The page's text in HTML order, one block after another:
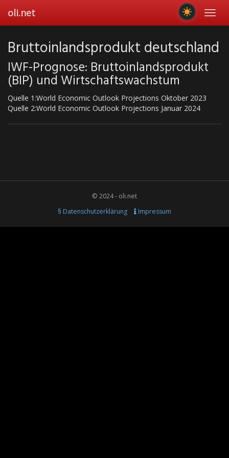
main
oli.net
Bruttoinlandsprodukt deutschland
IWF-Prognose: Bruttoinlandsprodukt
(BIP) und Wirtschaftswachstum
Quelle 1:World Economic Outlook Projections Oktober 2023
Quelle 2:World Economic Outlook Projections Januar 2024
© 2024 - oli.net
§ Datenschutzerklärung
Impressum